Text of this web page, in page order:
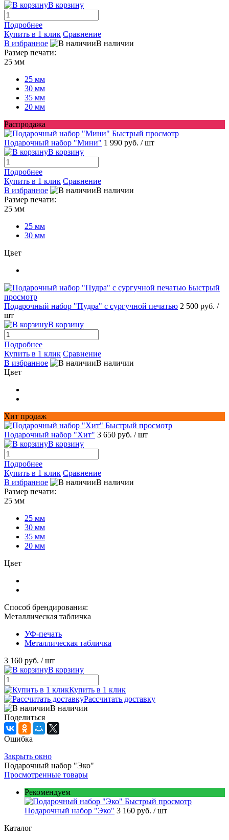
В корзину
Подробнее
Купить в 1 клик Сравнение
В избранное
В наличии
Размер печати:
25 мм
25 мм
30 мм
35 мм
20 мм
Распродажа
Быстрый просмотр
Подарочный набор "Мини" 1 990 руб. / шт
В корзину
Подробнее
Купить в 1 клик Сравнение
В избранное
В наличии
Размер печати:
25 мм
25 мм
30 мм
Цвет
Быстрый
просмотр
Подарочный набор "Пудра" с сургучной печатью 2 500 руб. /
шт
В корзину
Подробнее
Купить в 1 клик Сравнение
В избранное
В наличии
Цвет
Хит продаж
Быстрый просмотр
Подарочный набор "Хит" 3 650 руб. / шт
В корзину
Подробнее
Купить в 1 клик Сравнение
В избранное
В наличии
Размер печати:
25 мм
25 мм
30 мм
35 мм
20 мм
Цвет
Способ брендирования:
Металлическая табличка
УФ-печать
Металлическая табличка
3 160 руб. / шт
В корзину
Купить в 1 клик
Рассчитать доставку
В наличии
Поделиться
Ошибка
Закрыть окно
Подарочный набор "Эко"
Просмотренные товары
Рекомендуем
Быстрый просмотр
Подарочный набор "Эко" 3 160 руб. / шт
Каталог